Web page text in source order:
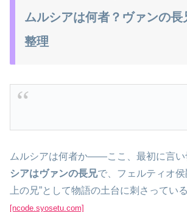
ムルシアは何者？ヴァンの長
整理
ムルシアは何者か――ここ、最初に言い
シアはヴァンの長兄で、フェルティオ侯
上の兄”として物語の土台に刺さってい
[ncode.syosetu.com]